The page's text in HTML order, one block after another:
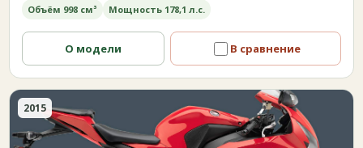
Объём 998 см³ Мощность 178,1 л.с.
О модели В сравнение
2015